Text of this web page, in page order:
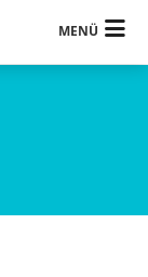
MENÜ